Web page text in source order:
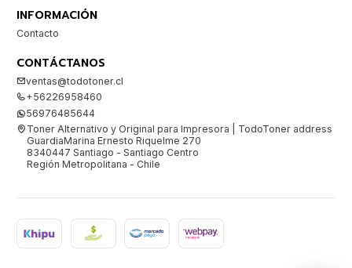
INFORMACIÓN
Contacto
CONTÁCTANOS
ventas@todotoner.cl
+56226958460
56976485644
Toner Alternativo y Original para Impresora | TodoToner address
GuardiaMarina Ernesto Riquelme 270
8340447 Santiago - Santiago Centro
Región Metropolitana - Chile